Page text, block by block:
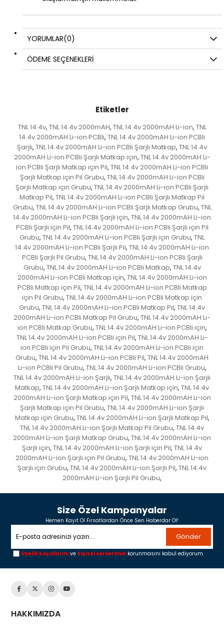
YORUMLAR(0)
ÖDEME SEÇENEKLERI
Etiketler
TNL 14.4v, TNL 14.4v 2000mAH, TNL 14.4v 2000mAH Li-ion, TNL
14.4v 2000mAH Li-ion PCBli, TNL 14.4v 2000mAH Li-ion PCBli
Şarjlı, TNL 14.4v 2000mAH Li-ion PCBli Şarjlı Matkap, TNL 14.4v
2000mAH Li-ion PCBli Şarjlı Matkap için, TNL 14.4v 2000mAH Li-
ion PCBli Şarjlı Matkap için Pil, TNL 14.4v 2000mAH Li-ion PCBli
Şarjlı Matkap için Pil Grubu, TNL 14.4v 2000mAH Li-ion PCBli
Şarjlı Matkap için Grubu, TNL 14.4v 2000mAH Li-ion PCBli Şarjlı
Matkap Pil, TNL 14.4v 2000mAH Li-ion PCBli Şarjlı Matkap Pil
Grubu, TNL 14.4v 2000mAH Li-ion PCBli Şarjlı Matkap Grubu, TNL
14.4v 2000mAH Li-ion PCBli Şarjlı için, TNL 14.4v 2000mAH Li-ion
PCBli Şarjlı için Pil, TNL 14.4v 2000mAH Li-ion PCBli Şarjlı için Pil
Grubu, TNL 14.4v 2000mAH Li-ion PCBli Şarjlı için Grubu, TNL
14.4v 2000mAH Li-ion PCBli Şarjlı Pil, TNL 14.4v 2000mAH Li-ion
PCBli Şarjlı Pil Grubu, TNL 14.4v 2000mAH Li-ion PCBli Şarjlı
Grubu, TNL 14.4v 2000mAH Li-ion PCBli Matkap, TNL 14.4v
2000mAH Li-ion PCBli Matkap için, TNL 14.4v 2000mAH Li-ion
PCBli Matkap için Pil, TNL 14.4v 2000mAH Li-ion PCBli Matkap
için Pil Grubu, TNL 14.4v 2000mAH Li-ion PCBli Matkap için
Grubu, TNL 14.4v 2000mAH Li-ion PCBli Matkap Pil, TNL 14.4v
2000mAH Li-ion PCBli Matkap Pil Grubu, TNL 14.4v 2000mAH Li-
ion PCBli Matkap Grubu, TNL 14.4v 2000mAH Li-ion PCBli için,
TNL 14.4v 2000mAH Li-ion PCBli için Pil, TNL 14.4v 2000mAH Li-
ion PCBli için Pil Grubu, TNL 14.4v 2000mAH Li-ion PCBli için
Grubu, TNL 14.4v 2000mAH Li-ion PCBli Pil, TNL 14.4v 2000mAH
Li-ion PCBli Pil Grubu, TNL 14.4v 2000mAH Li-ion PCBli Grubu,
TNL 14.4v 2000mAH Li-ion Şarjlı, TNL 14.4v 2000mAH Li-ion Şarjlı
Matkap, TNL 14.4v 2000mAH Li-ion Şarjlı Matkap için, TNL 14.4v
2000mAH Li-ion Şarjlı Matkap için Pil, TNL 14.4v 2000mAH Li-ion
Şarjlı Matkap için Pil Grubu, TNL 14.4v 2000mAH Li-ion Şarjlı
Matkap için Grubu, TNL 14.4v 2000mAH Li-ion Şarjlı Matkap Pil,
TNL 14.4v 2000mAH Li-ion Şarjlı Matkap Pil Grubu, TNL 14.4v
2000mAH Li-ion Şarjlı Matkap Grubu, TNL 14.4v 2000mAH Li-ion
Şarjlı için, TNL 14.4v 2000mAH Li-ion Şarjlı için Pil, TNL 14.4v
2000mAH Li-ion Şarjlı için Pil Grubu, TNL 14.4v 2000mAH Li-ion
Şarjlı için Grubu, TNL 14.4v 2000mAH Li-ion Şarjlı Pil, TNL 14.4v
2000mAH Li-ion Şarjlı Pil Grubu,
Size Özel Kampanyalar
Hemen Kayıt Ol Fırsatlardan Önce Sen Haberdar Ol!
Gönder
Üyelik koşullarını ve kişisel verilerimin korunmasını kabul ediyorum.
HAKKIMIZDA